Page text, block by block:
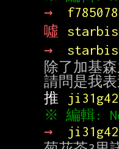
→
噓
→
除了加基
推
→